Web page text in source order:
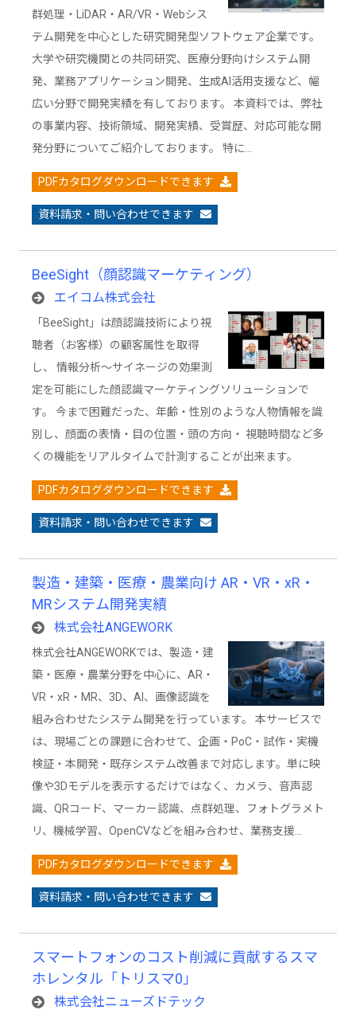
群処理・LiDAR・AR/VR・Webシス
テム開発を中心とした研究開発型ソフトウェア企業です。
大学や研究機関との共同研究、医療分野向けシステム開
発、業務アプリケーション開発、生成AI活用支援など、幅
広い分野で開発実績を有しております。 本資料では、弊社
の事業内容、技術領域、開発実績、受賞歴、対応可能な開
発分野についてご紹介しております。 特に…
PDFカタログダウンロードできます
資料請求・問い合わせできます
BeeSight（顔認識マーケティング）
エイコム株式会社
「BeeSight」は顔認識技術により視
聴者（お客様）の顧客属性を取得
し、 情報分析～サイネージの効果測
定を可能にした顔認識マーケティングソリューションで
す。 今まで困難だった、年齢・性別のような人物情報を識
別し、顔面の表情・目の位置・頭の方向・ 視聴時間など多
くの機能をリアルタイムで計測することが出来ます。
PDFカタログダウンロードできます
資料請求・問い合わせできます
製造・建築・医療・農業向け AR・VR・xR・
MRシステム開発実績
株式会社ANGEWORK
株式会社ANGEWORKでは、製造・建
築・医療・農業分野を中心に、AR・
VR・xR・MR、3D、AI、画像認識を
組み合わせたシステム開発を行っています。 本サービスで
は、現場ごとの課題に合わせて、企画・PoC・試作・実機
検証・本開発・既存システム改善まで対応します。単に映
像や3Dモデルを表示するだけではなく、カメラ、音声認
識、QRコード、マーカー認識、点群処理、フォトグラメト
リ、機械学習、OpenCVなどを組み合わせ、業務支援…
PDFカタログダウンロードできます
資料請求・問い合わせできます
スマートフォンのコスト削減に貢献するスマ
ホレンタル「トリスマ0」
株式会社ニューズドテック